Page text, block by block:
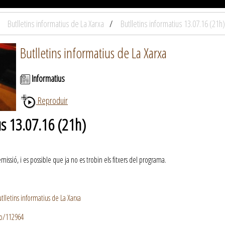
Butlletins informatius de La Xarxa Butlletins informatius 13.07.16 (21h)
Butlletins informatius de La Xarxa
Informatius
Reproduir
13.07.16 (21h)
i es possible que ja no es trobin els fitxers del programa.
informatius de La Xarxa
112964